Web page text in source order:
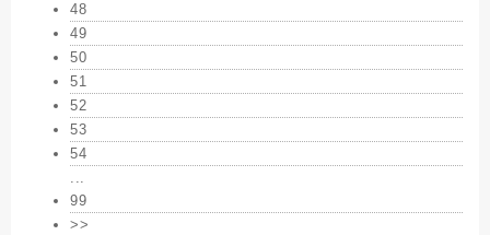
48
49
50
51
52
53
54
...
99
>>